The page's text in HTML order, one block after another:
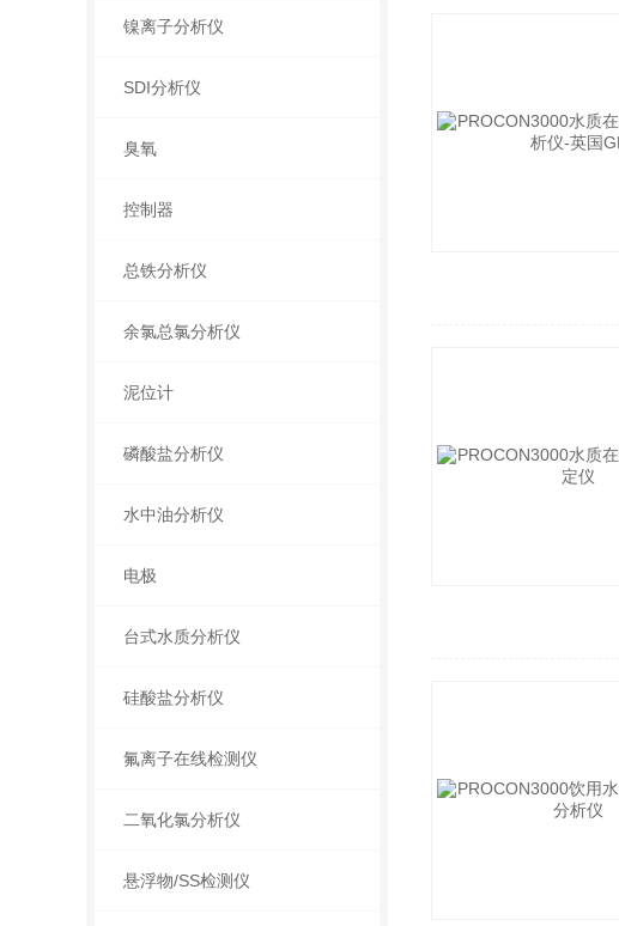
镍离子分析仪
SDI分析仪
臭氧
控制器
总铁分析仪
余氯总氯分析仪
泥位计
磷酸盐分析仪
水中油分析仪
电极
台式水质分析仪
硅酸盐分析仪
氟离子在线检测仪
二氧化氯分析仪
悬浮物/SS检测仪